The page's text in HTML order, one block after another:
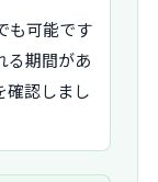
も可能です
る期間があ
確認しまし